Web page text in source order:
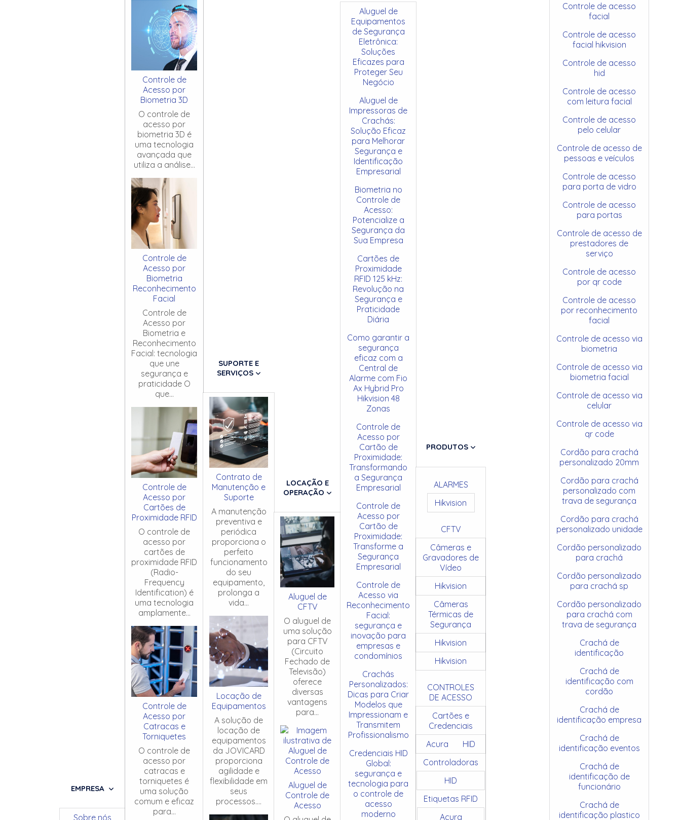
EMPRESA
Sobre nós
Controle de
Acesso por
Biometria 3D
O controle de
acesso por
biometria 3D é
uma tecnologia
avançada que
utiliza a análise...
Controle de
Acesso por
Biometria
Reconhecimento
Facial
Controle de
Acesso por
Biometria e
Reconhecimento
Facial: tecnologia
que une
segurança e
praticidade O
que...
Controle de
Acesso por
Cartões de
Proximidade RFID
O controle de
acesso por
cartões de
proximidade RFID
(Radio-
Frequency
Identification) é
uma tecnologia
amplamente...
Controle de
Acesso por
Catracas e
Torniquetes
O controle de
acesso por
catracas e
torniquetes é
uma solução
comum e eficaz
para...
SUPORTE E
SERVIÇOS
Contrato de
Manutenção e
Suporte
A manutenção
preventiva e
periódica
proporciona o
perfeito
funcionamento
do seu
equipamento,
prolonga a
vida...
Locação de
Equipamentos
A solução de
locação de
equipamentos
da JOVICARD
proporciona
agilidade e
flexibilidade em
seus
processos....
LOCAÇÃO E
OPERAÇÃO
Aluguel de
CFTV
O aluguel de
uma solução
para CFTV
(Circuito
Fechado de
Televisão)
oferece
diversas
vantagens
para...
Aluguel de
Controle de
Acesso
Aluguel de
Equipamentos
de Segurança
Eletrônica:
Soluções
Eficazes para
Proteger Seu
Negócio
Aluguel de
Impressoras de
Crachás:
Solução Eficaz
para Melhorar
Segurança e
Identificação
Empresarial
Biometria no
Controle de
Acesso:
Potencialize a
Segurança da
Sua Empresa
Cartões de
Proximidade
RFID 125 kHz:
Revolução na
Segurança e
Praticidade
Diária
Como garantir a
segurança
eficaz com a
Central de
Alarme com Fio
Ax Hybrid Pro
Hikvision 48
Zonas
Controle de
Acesso por
Cartão de
Proximidade:
Transformando
a Segurança
Empresarial
Controle de
Acesso por
Cartão de
Proximidade:
Transforme a
Segurança
Empresarial
Controle de
Acesso via
Reconhecimento
Facial:
segurança e
inovação para
empresas e
condomínios
Crachás
Personalizados:
Dicas para Criar
Modelos que
Impressionam e
Transmitem
Profissionalismo
Credenciais HID
Global:
segurança e
tecnologia para
o controle de
acesso
moderno
PRODUTOS
ALARMES
Hikvision
CFTV
Câmeras e
Gravadores de
Vídeo
Hikvision
Câmeras
Térmicas de
Segurança
Hikvision
Hikvision
CONTROLES
DE ACESSO
Cartões e
Credenciais
Acura
HID
Controladoras
HID
Etiquetas RFID
Acura
Controle de acesso
facial
Controle de acesso
facial hikvision
Controle de acesso
hid
Controle de acesso
com leitura facial
Controle de acesso
pelo celular
Controle de acesso de
pessoas e veículos
Controle de acesso
para porta de vidro
Controle de acesso
para portas
Controle de acesso de
prestadores de
serviço
Controle de acesso
por qr code
Controle de acesso
por reconhecimento
facial
Controle de acesso via
biometria
Controle de acesso via
biometria facial
Controle de acesso via
celular
Controle de acesso via
qr code
Cordão para crachá
personalizado 20mm
Cordão para crachá
personalizado com
trava de segurança
Cordão para crachá
personalizado unidade
Cordão personalizado
para crachá
Cordão personalizado
para crachá sp
Cordão personalizado
para crachá com
trava de segurança
Crachá de
identificação
Crachá de
identificação com
cordão
Crachá de
identificação empresa
Crachá de
identificação eventos
Crachá de
identificação de
funcionário
Crachá de
identificação plastico